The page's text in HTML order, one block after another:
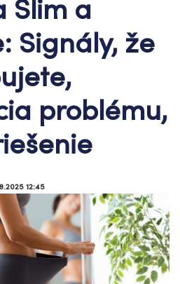
Slim a
Signály, že
problému,
12:45